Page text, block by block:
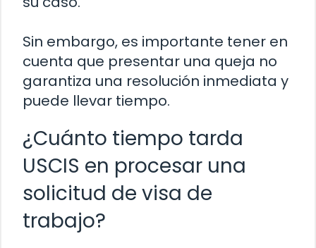
Sin embargo, es importante tener en
cuenta que presentar una queja no
garantiza una resolución inmediata y
puede llevar tiempo.
¿Cuánto tiempo tarda
USCIS en procesar una
solicitud de visa de
trabajo?